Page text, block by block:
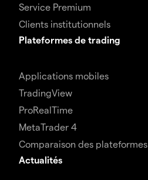
Service Premium
Clients institutionnels
Plateformes de trading
Applications mobiles
TradingView
ProRealTime
MetaTrader 4
Comparaison des plateformes
Actualités